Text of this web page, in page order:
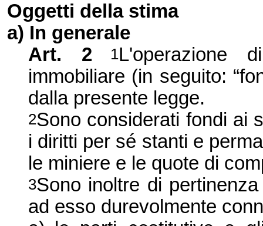
Oggetti della stima
a) In generale
Art. 2
1L'operazione
immobiliare (in seguito:
dalla presente legge.
2Sono considerati fondi ai
i diritti per sé stanti e
le miniere e le quote di
3Sono inoltre di
ad esso durevolmente